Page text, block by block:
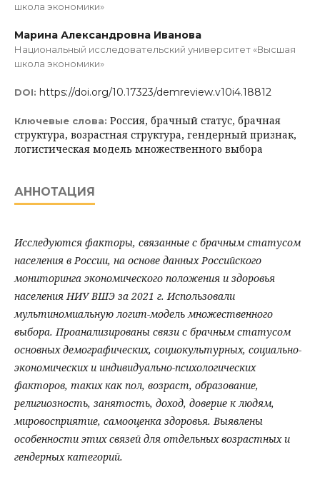
школа экономики»
Марина Александровна Иванова
Национальный исследовательский университет «Высшая
школа экономики»
DOI: https://doi.org/10.17323/demreview.v10i4.18812
Ключевые слова: Россия, брачный статус, брачная
структура, возрастная структура, гендерный признак,
логистическая модель множественного выбора
АННОТАЦИЯ
Исследуются факторы, связанные с брачным статусом
населения в России, на основе данных Российского
мониторинга экономического положения и здоровья
населения НИУ ВШЭ за 2021 г. Использовали
мультиномиальную логит-модель множественного
выбора. Проанализированы связи с брачным статусом
основных демографических, социокультурных, социально-
экономических и индивидуально-психологических
факторов, таких как пол, возраст, образование,
религиозность, занятость, доход, доверие к людям,
мировосприятие, самооценка здоровья. Выявлены
особенности этих связей для отдельных возрастных и
гендерных категорий.